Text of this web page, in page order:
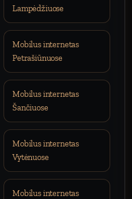
Lampėdžiuose
Mobilus internetas
Petrašiūnuose
Mobilus internetas
Šančiuose
Mobilus internetas
Vytėnuose
Mobilus internetas